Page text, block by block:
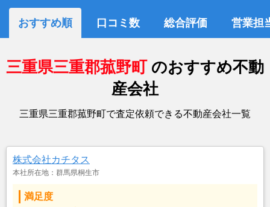
おすすめ順 口コミ数 総合評価 営業担
三重県三重郡菰野町 のおすすめ不動
産会社
三重県三重郡菰野町で査定依頼できる不動産会社一覧
株式会社カチタス
本社所在地：群馬県桐生市
満足度